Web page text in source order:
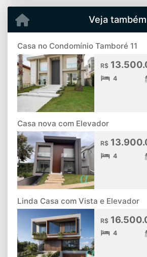
Veja também
Casa no Condomínio Tamboré 11
R$
4
Casa nova com Elevador
R$
4
Linda Casa com Vista e Elevador
R$
4